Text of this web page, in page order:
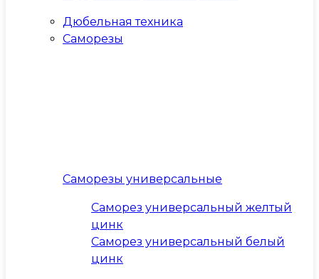
Дюбельная техника
Саморезы
Саморезы универсальные
Саморез универсальный желтый
цинк
Саморез универсальный белый
цинк